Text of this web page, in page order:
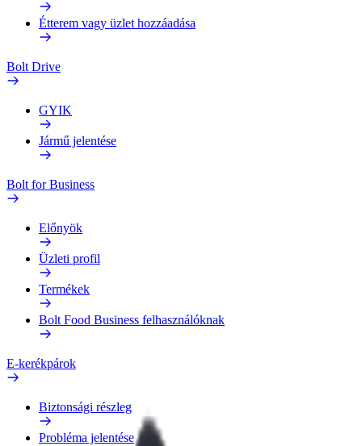
Étterem vagy üzlet hozzáadása
Bolt Drive
GYIK
Jármű jelentése
Bolt for Business
Előnyök
Üzleti profil
Termékek
Bolt Food Business felhasználóknak
E-kerékpárok
Biztonsági részleg
Probléma jelentése